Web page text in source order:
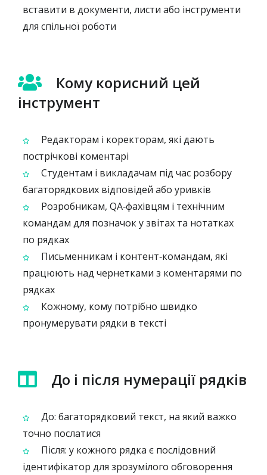
вставити в документи, листи або інструменти
для спільної роботи
Кому корисний цей
інструмент
Редакторам і коректорам, які дають
пострічкові коментарі
Студентам і викладачам під час розбору
багато­рядкових відповідей або уривків
Розробникам, QA‑фахівцям і технічним
командам для позначок у звітах та нотатках
по рядках
Письменникам і контент‑командам, які
працюють над чернетками з коментарями по
рядках
Кожному, кому потрібно швидко
пронумерувати рядки в тексті
До і після нумерації рядків
До: багато­рядковий текст, на який важко
точно послатися
Після: у кожного рядка є послідовний
ідентифікатор для зрозумілого обговорення